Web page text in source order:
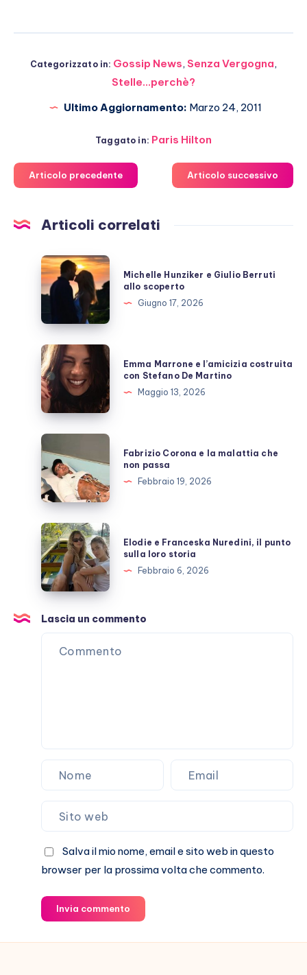
Categorizzato in: Gossip News, Senza Vergogna,
Stelle...perchè?
Ultimo Aggiornamento: Marzo 24, 2011
Taggato in: Paris Hilton
Articolo precedente Articolo successivo
Articoli correlati
Michelle
Hunziker
e
Berruti
allo
scoperto
Michelle Hunziker e Giulio Berruti
allo scoperto
Giugno 17, 2026
Emma
Marrone
e
l’amicizia
costruita
con
Stefano
De
Martino
Emma Marrone e l’amicizia costruita
con Stefano De Martino
Maggio 13, 2026
Fabrizio
Corona
e
la
malattia
che
non
passa
Fabrizio Corona e la malattia che
non passa
Febbraio 19, 2026
Elodie
e
Franceska
Nuredini,
punto
sulla
Elodie e Franceska Nuredini, il punto
sulla loro storia
Febbraio 6, 2026
Lascia un commento
Salva il mio nome, email e sito web in questo
browser per la prossima volta che commento.
Invia commento